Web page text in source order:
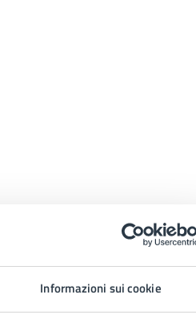
Informazioni sui cookie